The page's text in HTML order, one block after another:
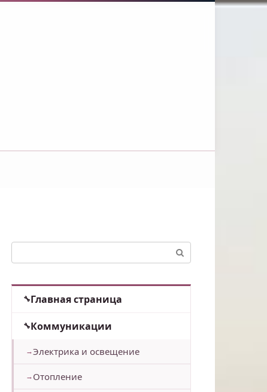
Главная страница
Коммуникации
Электрика и освещение
Отопление